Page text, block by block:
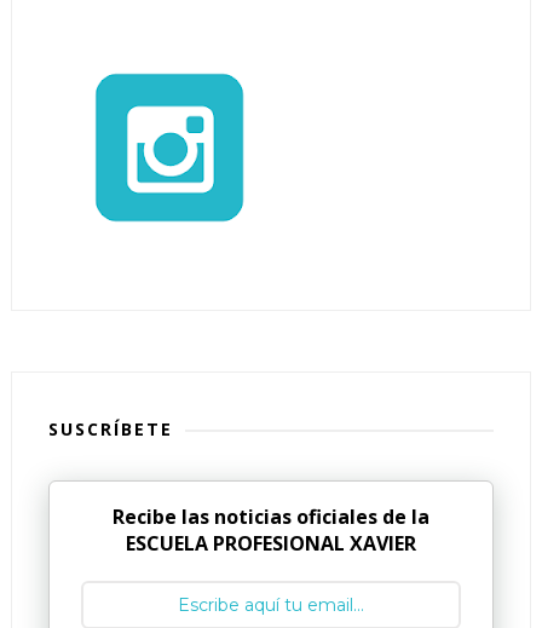
SUSCRÍBETE
Recibe las noticias oficiales de la
ESCUELA PROFESIONAL XAVIER